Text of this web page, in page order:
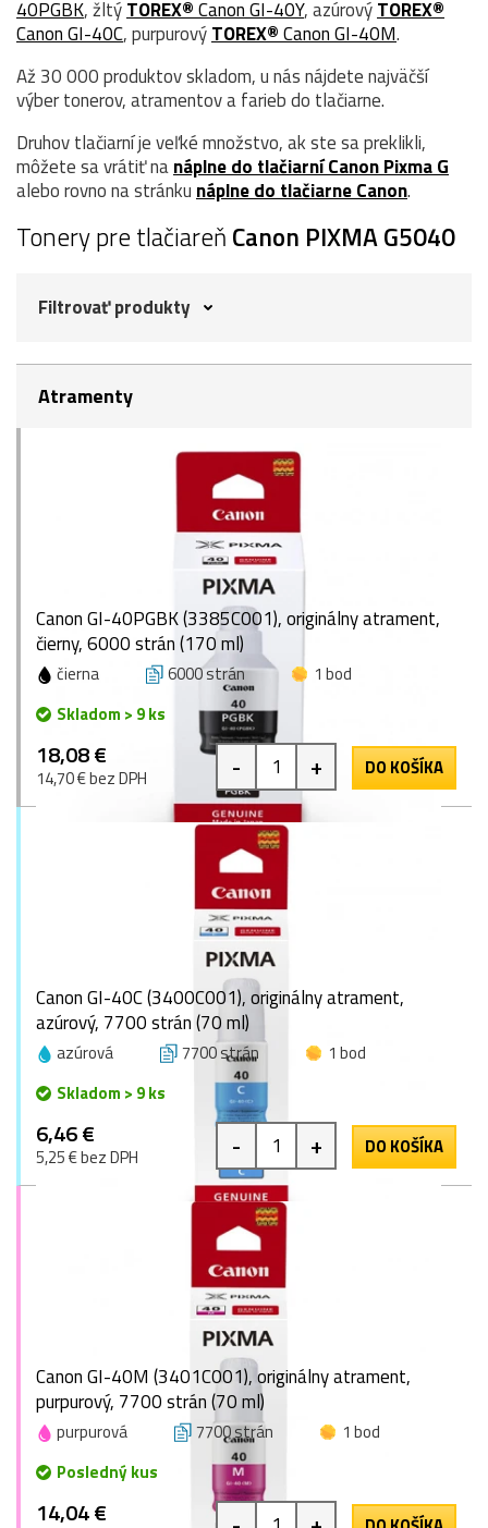
40PGBK, žltýTOREX®Canon GI-40Y, azúrovýTOREX®
Canon GI-40C, purpurovýTOREX®Canon GI-40M.
Až 30 000 produktov skladom, u nás nájdete najväčší
výber tonerov, atramentov a farieb do tlačiarne.
Druhov tlačiarní je veľké množstvo, ak ste sa preklikli,
môžete sa vrátiť nanáplne do tlačiarní Canon Pixma G
alebo rovno na stránku náplne do tlačiarne Canon.
Tonery pre tlačiareň Canon PIXMA G5040
Filtrovať produkty
Atramenty
Canon GI-40PGBK (3385C001), originálny atrament,
čierny, 6000 strán (170 ml)
čierna 6000 strán
1 bod
Skladom > 9 ks
18,08 €
14,70 € bez DPH - + DO KOŠÍKA
Canon GI-40C (3400C001), originálny atrament,
azúrový, 7700 strán (70 ml)
azúrová 7700 strán
1 bod
Skladom > 9 ks
6,46 €
5,25 € bez DPH - + DO KOŠÍKA
Canon GI-40M (3401C001), originálny atrament,
purpurový, 7700 strán (70 ml)
purpurová 7700 strán
1 bod
Posledný kus
14,04 €